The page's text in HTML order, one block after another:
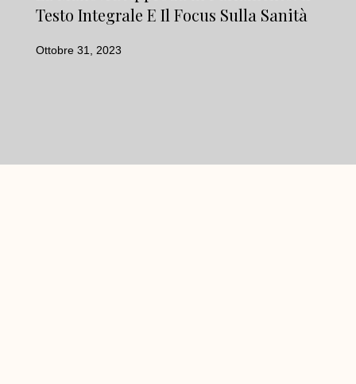
Testo Integrale E Il Focus Sulla Sanità
Ottobre 31, 2023